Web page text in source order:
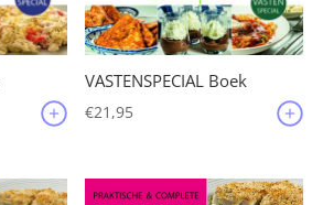
VASTENSPECIAL Boek
€21,95